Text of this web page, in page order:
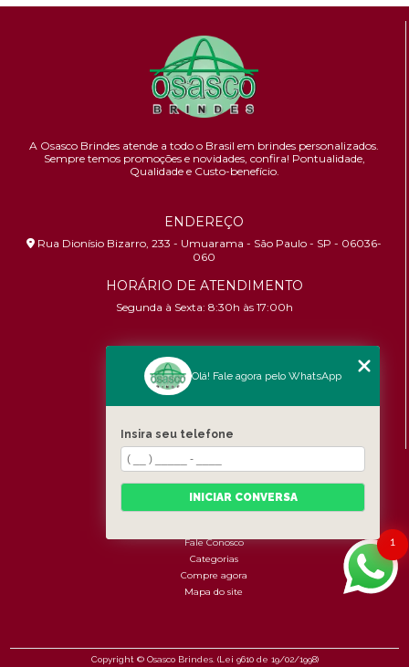
A Osasco Brindes atende a todo o Brasil em brindes personalizados.
Sempre temos promoções e novidades, confira! Pontualidade,
Qualidade e Custo-benefício.
ENDEREÇO
Rua Dionísio Bizarro, 233 - Umuarama - São Paulo - SP - 06036-
060
HORÁRIO DE ATENDIMENTO
Segunda à Sexta: 8:30h às 17:00h
CONTATOS
(11) 96456-9619
MENU
Home
Quem somos
Fale Conosco
Categorias
Compre agora
Mapa do site
Copyright © Osasco Brindes. (Lei 9610 de 19/02/1998)
1
Olá! Fale agora pelo WhatsApp
Insira seu telefone
INICIAR CONVERSA